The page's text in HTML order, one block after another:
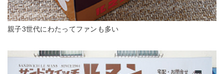
親子3世代にわたってファンも多い